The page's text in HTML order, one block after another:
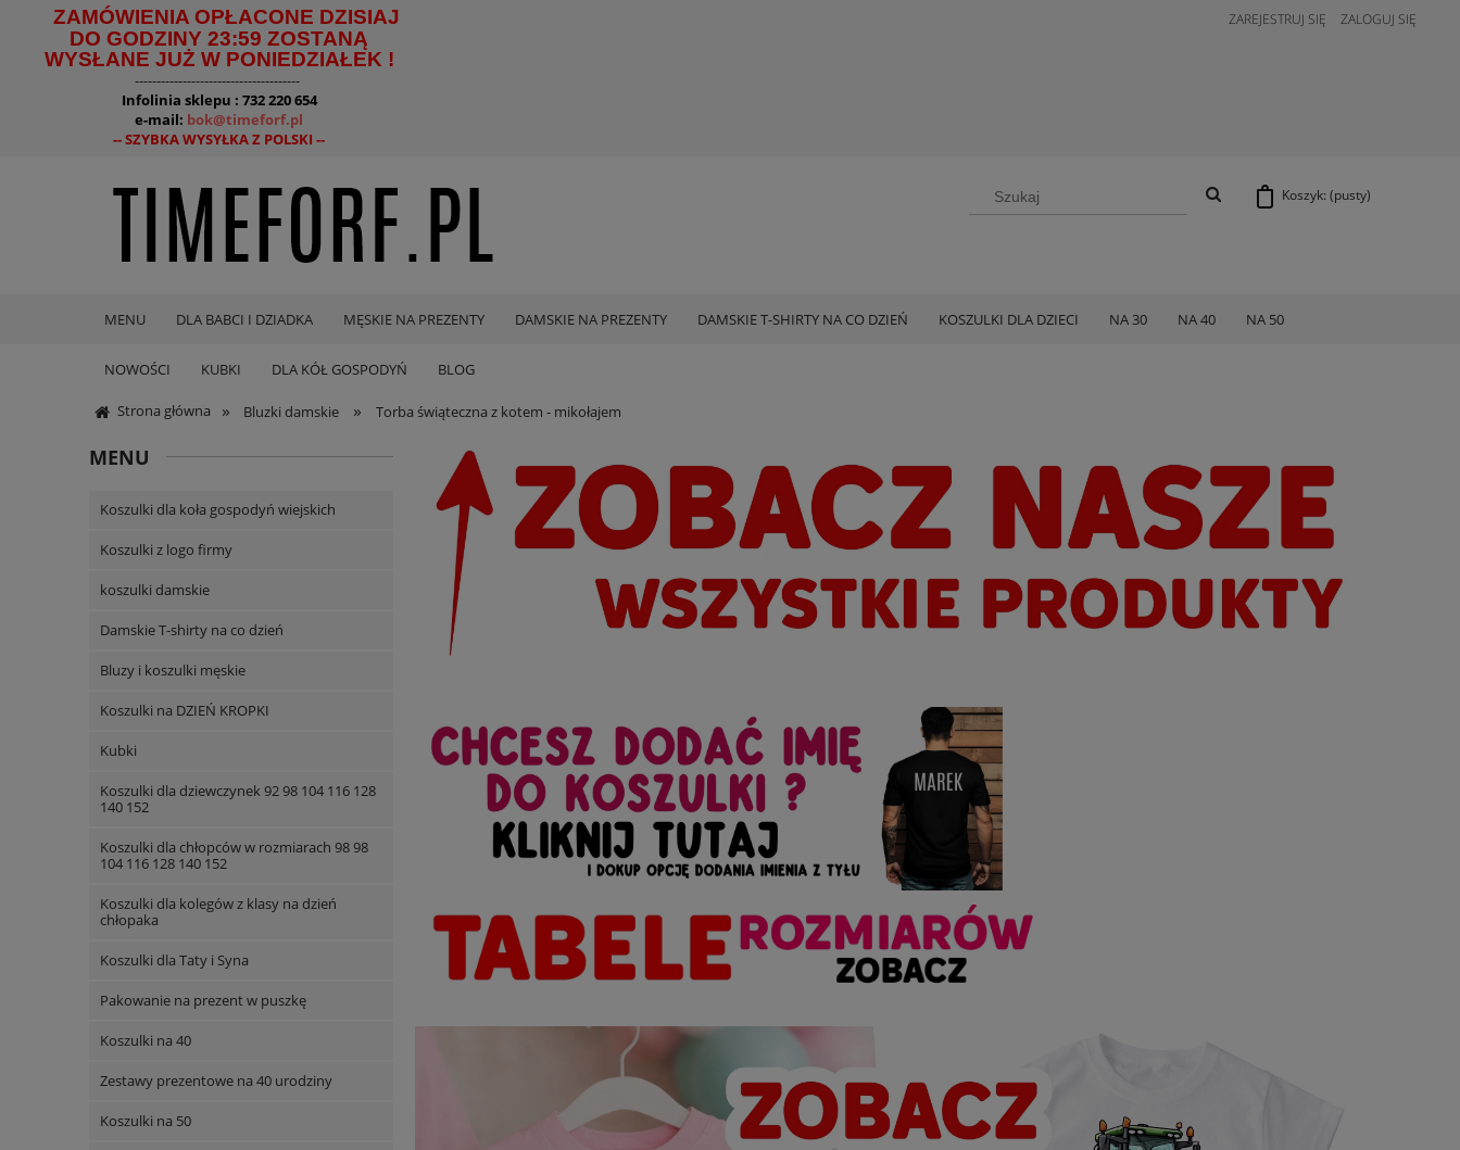
ZAMÓWIENIA OPŁACONE DZISIAJ
DO GODZINY 23:59 ZOSTANĄ
WYSŁANE JUŻ W PONIEDZIAŁEK !
--------------------------------------
Infolinia sklepu : 732 220 654
e-mail: bok@timeforf.pl
-- SZYBKA WYSYŁKA Z POLSKI --
ZAREJESTRUJ SIĘ ZALOGUJ SIĘ
Koszyk: (pusty)
MENU DLA BABCI I DZIADKA MĘSKIE NA PREZENTY DAMSKIE NA PREZENTY DAMSKIE T-SHIRTY NA CO DZIEŃ KOSZULKI DLA DZIECI NA 30 NA 40 NA 50
NOWOŚCI KUBKI DLA KÓŁ GOSPODYŃ BLOG
Strona główna » Bluzki damskie » Torba świąteczna z kotem - mikołajem
MENU
Koszulki dla koła gospodyń wiejskich
Koszulki z logo firmy
koszulki damskie
Damskie T-shirty na co dzień
Bluzy i koszulki męskie
Koszulki na DZIEŃ KROPKI
Kubki
Koszulki dla dziewczynek 92 98 104 116 128
140 152
Koszulki dla chłopców w rozmiarach 98 98
104 116 128 140 152
Koszulki dla kolegów z klasy na dzień
chłopaka
Koszulki dla Taty i Syna
Pakowanie na prezent w puszkę
Koszulki na 40
Zestawy prezentowe na 40 urodziny
Koszulki na 50